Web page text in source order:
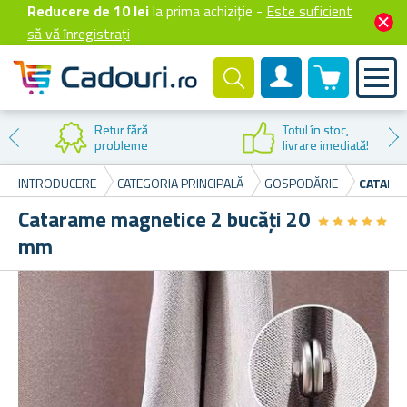
Reducere de 10 leila prima achiziție - Este suficient
să vă înregistrați
Cont client
0 produselor
Reducere la
prima cumpărare
INTRODUCERE CATEGORIA PRINCIPALĂ GOSPODĂRIE
Catarame magnetice 2 bucăți 20
mm
★★★★★
★★★★★